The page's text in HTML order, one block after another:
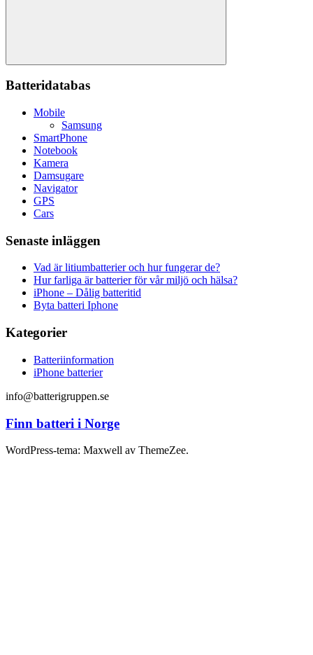
Sök
Batteridatabas
Mobile
Samsung
SmartPhone
Notebook
Kamera
Damsugare
Navigator
GPS
Cars
Senaste inläggen
Vad är litiumbatterier och hur fungerar de?
Hur farliga är batterier för vår miljö och hälsa?
iPhone – Dålig batteritid
Byta batteri Iphone
Kategorier
Batteriinformation
iPhone batterier
info@batterigruppen.se
Finn batteri i Norge
WordPress-tema: Maxwell av ThemeZee.